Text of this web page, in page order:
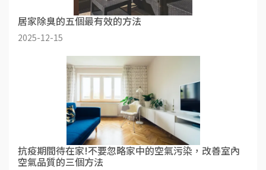
居家除臭的五個最有效的方法
2025-12-15
抗疫期間待在家!不要忽略家中的空氣污染，改善室內
空氣品質的三個方法